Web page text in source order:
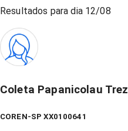
Resultados para dia 12/08
Coleta Papanicolau Trez
COREN-SP XX0100641